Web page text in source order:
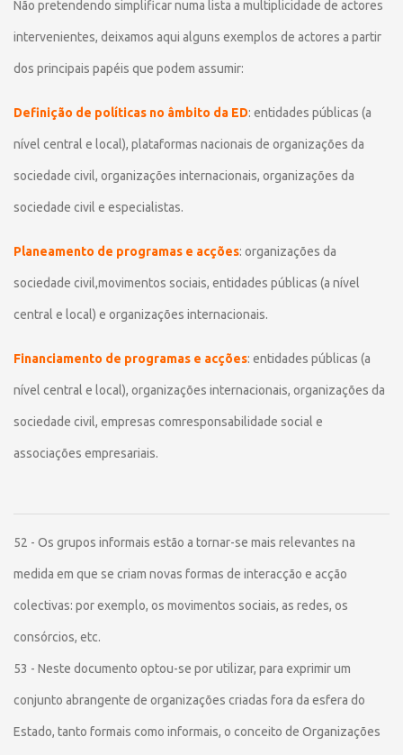
Não pretendendo simplificar numa lista a multiplicidade de actores
intervenientes, deixamos aqui alguns exemplos de actores a partir
dos principais papéis que podem assumir:
Definição de políticas no âmbito da ED: entidades públicas (a
nível central e local), plataformas nacionais de organizações da
sociedade civil, organizações internacionais, organizações da
sociedade civil e especialistas.
Planeamento de programas e acções: organizações da
sociedade civil,movimentos sociais, entidades públicas (a nível
central e local) e organizações internacionais.
Financiamento de programas e acções: entidades públicas (a
nível central e local), organizações internacionais, organizações da
sociedade civil, empresas comresponsabilidade social e
associações empresariais.
52 - Os grupos informais estão a tornar-se mais relevantes na
medida em que se criam novas formas de interacção e acção
colectivas: por exemplo, os movimentos sociais, as redes, os
consórcios, etc.
53 - Neste documento optou-se por utilizar, para exprimir um
conjunto abrangente de organizações criadas fora da esfera do
Estado, tanto formais como informais, o conceito de Organizações